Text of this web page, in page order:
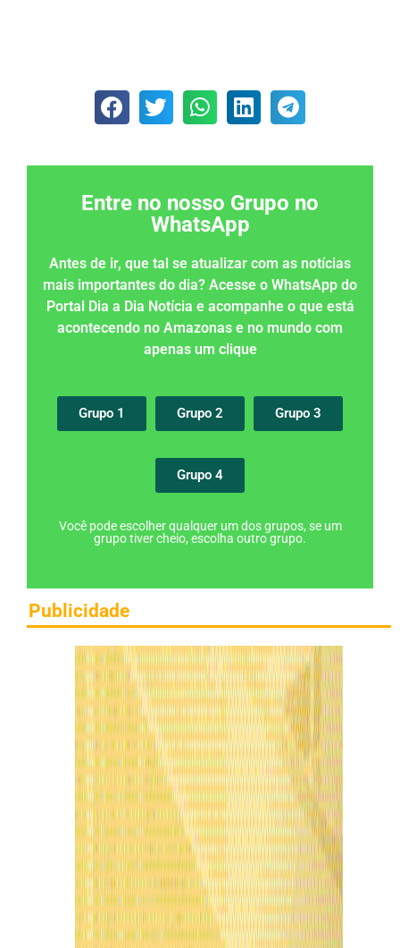
Entre no nosso Grupo no
WhatsApp
Antes de ir, que tal se atualizar com as notícias
mais importantes do dia? Acesse o WhatsApp do
Portal Dia a Dia Notícia e acompanhe o que está
acontecendo no Amazonas e no mundo com
apenas um clique
Grupo 1 Grupo 2 Grupo 3
Grupo 4
Você pode escolher qualquer um dos grupos, se um
grupo tiver cheio, escolha outro grupo.
Publicidade